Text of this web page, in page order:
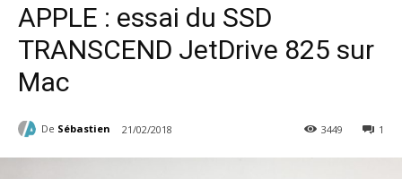
APPLE : essai du SSD
TRANSCEND JetDrive 825 sur
Mac
De Sébastien 21/02/2018 1
3449